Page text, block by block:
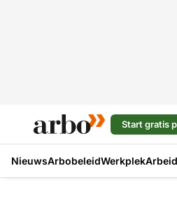
Start gratis
NieuwsArbobeleidWerkplek